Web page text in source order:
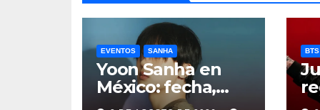
EVENTOS SANHA
Yoon Sanha en
México: fecha,
precios y boletos
BTS